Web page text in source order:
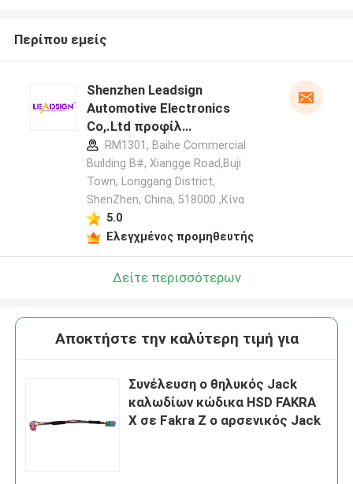
Περίπου εμείς
Shenzhen Leadsign
Automotive Electronics
Co,.Ltd προφίλ
κατασκευαστή
RM1301, Baihe Commercial
Building B#, Xiangge Road,Buji
Town, Longgang District,
ShenZhen, China, 518000 ,Κίνα
5.0
Ελεγχμένος προμηθευτής
Δείτε περισσότερων
Αποκτήστε την καλύτερη τιμή για
Συνέλευση ο θηλυκός Jack
καλωδίων κώδικα HSD FAKRA
Χ σε Fakra Ζ ο αρσενικός Jack